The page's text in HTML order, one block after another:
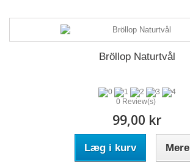
Bröllop Naturtvål
0 Review(s)
99,00 kr
Læg i kurv Mere